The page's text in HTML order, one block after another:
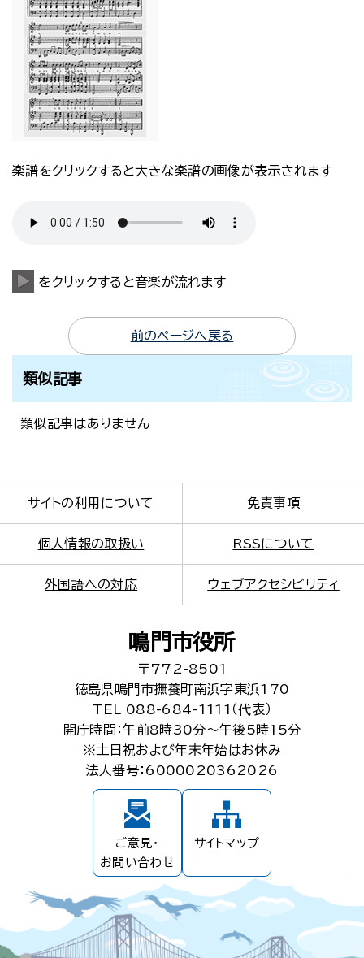
楽譜をクリックすると大きな楽譜の画像が表示されます
をクリックすると音楽が流れます
前のページへ戻る
類似記事
類似記事はありません
サイトの利用について 免責事項
個人情報の取扱い RSSについて
外国語への対応 ウェブアクセシビリティ
鳴門市役所
〒772-8501
徳島県鳴門市撫養町南浜字東浜170
TEL 088-684-1111（代表）
開庁時間：午前8時30分～午後5時15分
※土日祝および年末年始はお休み
法人番号：6000020362026
ご意見・
お問い合わせ
サイトマップ